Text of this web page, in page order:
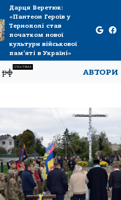
Дарця Веретюк:
«Пантеон Героїв у
Тернополі став
початком нової
культури військової
пам’яті в Україні»
рф
СПЕЦТЕМА
АВТОРИ